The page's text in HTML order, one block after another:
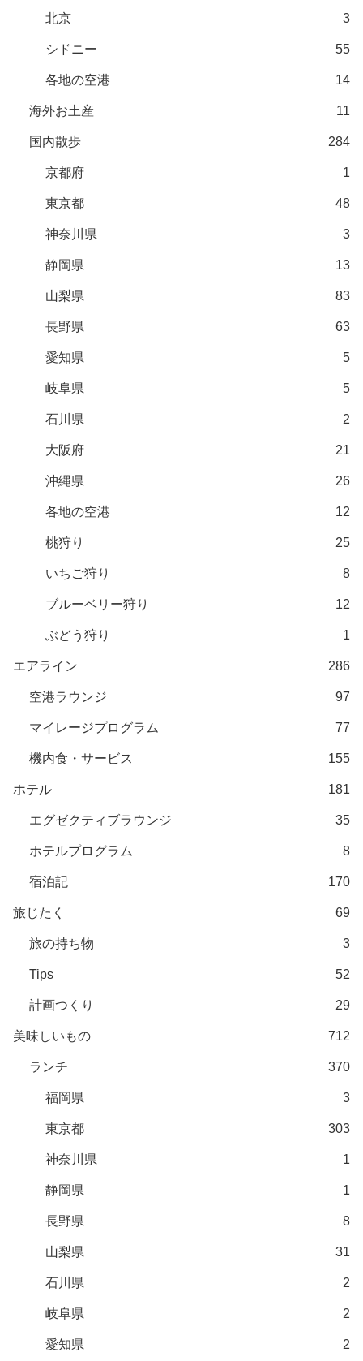
北京 3
シドニー 55
各地の空港 14
海外お土産 11
国内散歩 284
京都府 1
東京都 48
神奈川県 3
静岡県 13
山梨県 83
長野県 63
愛知県 5
岐阜県 5
石川県 2
大阪府 21
沖縄県 26
各地の空港 12
桃狩り 25
いちご狩り 8
ブルーベリー狩り 12
ぶどう狩り 1
エアライン 286
空港ラウンジ 97
マイレージプログラム 77
機内食・サービス 155
ホテル 181
エグゼクティブラウンジ 35
ホテルプログラム 8
宿泊記 170
旅じたく 69
旅の持ち物 3
Tips 52
計画つくり 29
美味しいもの 712
ランチ 370
福岡県 3
東京都 303
神奈川県 1
静岡県 1
長野県 8
山梨県 31
石川県 2
岐阜県 2
愛知県 2